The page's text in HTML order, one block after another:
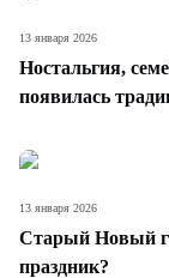
Ностальгия,
появилась
13 января 2026
Старый Новый
праздник?
13 января 2026